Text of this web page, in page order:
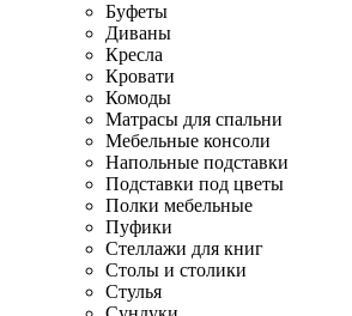
Буфеты
Диваны
Кресла
Кровати
Комоды
Матрасы для спальни
Мебельные консоли
Напольные подставки
Подставки под цветы
Полки мебельные
Пуфики
Стеллажи для книг
Столы и столики
Стулья